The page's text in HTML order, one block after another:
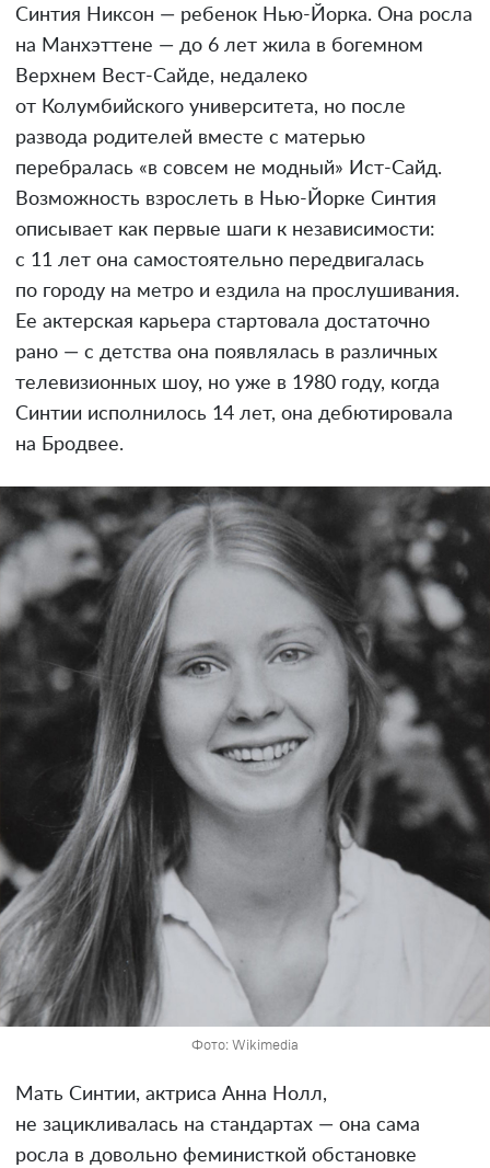
Синтия Никсон — ребенок Нью-Йорка. Она росла
на Манхэттене — до 6 лет жила в богемном
Верхнем Вест-Сайде, недалеко
от Колумбийского университета, но после
развода родителей вместе с матерью
перебралась «в совсем не модный» Ист-Сайд.
Возможность взрослеть в Нью-Йорке Синтия
описывает как первые шаги к независимости:
с 11 лет она самостоятельно передвигалась
по городу на метро и ездила на прослушивания.
Ее актерская карьера стартовала достаточно
рано — с детства она появлялась в различных
телевизионных шоу, но уже в 1980 году, когда
Синтии исполнилось 14 лет, она дебютировала
на Бродвее.
Фото: Wikimedia
Мать Синтии, актриса Анна Нолл,
не зацикливалась на стандартах — она сама
росла в довольно феминисткой обстановке